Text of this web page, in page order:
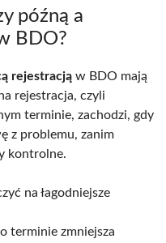
późną a
BDO?
rejestracją w BDO mają
rejestracja, czyli
terminie, zachodzi, gdy
z problemu, zanim
kontrolne.
na łagodniejsze
terminie zmniejsza